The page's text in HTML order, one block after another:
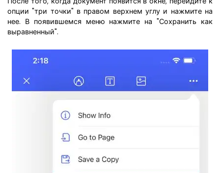
опции "три точки" в правом верхнем углу и нажмите на
нее. В появившемся меню нажмите на "Сохранить как
выравненный".